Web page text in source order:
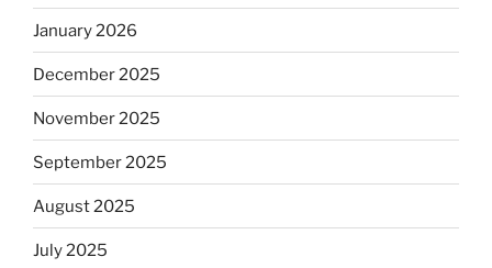
January 2026
December 2025
November 2025
September 2025
August 2025
July 2025